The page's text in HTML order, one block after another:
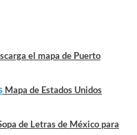
el mapa de Puerto
Mapa de Estados Unidos
de Letras de México para